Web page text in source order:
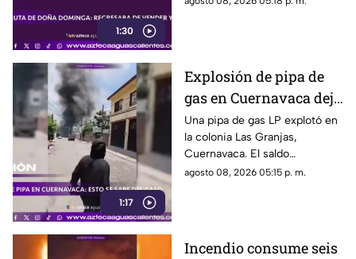
1:30
1:17
Explosión de pipa de
gas en Cuernavaca deja
21 personas lesionadas
Una pipa de gas LP explotó en
la colonia Las Granjas,
Cuernavaca. El saldo
preliminar es de 21 lesionados
agosto 08, 2026 05:15 p. m.
Incendio consume seis